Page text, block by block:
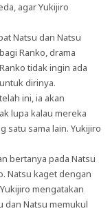
agar Yukijiro
Natsu dan Natsu
Ranko, drama
tidak ingin ada
dirinya.
ini, ia akan
lupa kalau mereka
satu sama lain. Yukijiro
bertanya pada Natsu
Natsu kaget dengan
mengatakan
dan Natsu memukul